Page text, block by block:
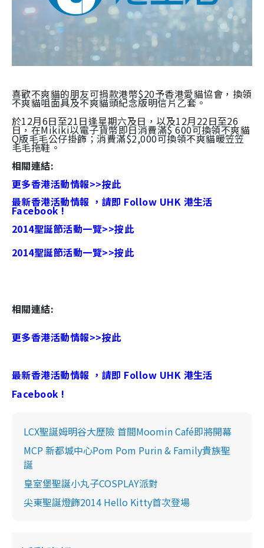
喜歡不爽貓的朋友可捐款港幣$20予香港愛貓協會，換領
不爽貓咀面具及不爽貓頭紀念版明信片乙套。
於12月6日至21日逢星期六及日，以及12月22日至26
日，在Mikiki以電子貨幣即日消費滿$ 600可換領不爽貓
Q版毛毛公仔掛飾；消費滿$2,000可換領不爽貓暖笠笠
毛毛拖鞋。
相關連結:
更多香港活動情報>>按此
最新香港活動情報 ，請即 Follow UHK 港生活
Facebook !
2014聖誕節活動一覽>>按此
2014聖誕節活動一覽>>按此
相關連結:
更多香港活動情報>>按此
最新香港活動情報 ，請即 Follow UHK 港生活
Facebook !
LCX聖誕姆明谷大歷險 首間Moomin Café即將開幕
MCP 新都城中心Pom Pom Purin & Family貴族聖
誕
皇室堡聖誕小丸子COSPLAY派對
尖東聖誕燈飾2014 Hello Kitty首次登場